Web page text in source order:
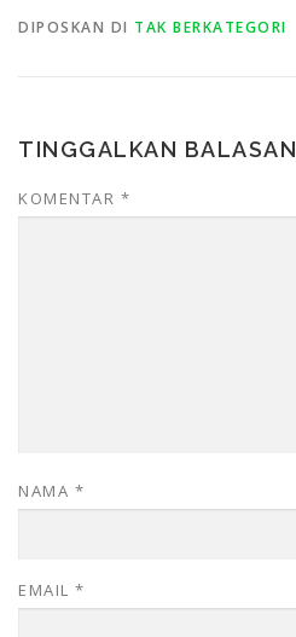
DIPOSKAN DI TAK BERKATEGORI
TINGGALKAN BALASAN
KOMENTAR *
NAMA *
EMAIL *